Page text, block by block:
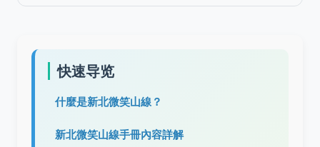
快速导览
什麼是新北微笑山線？
新北微笑山線手冊內容詳解